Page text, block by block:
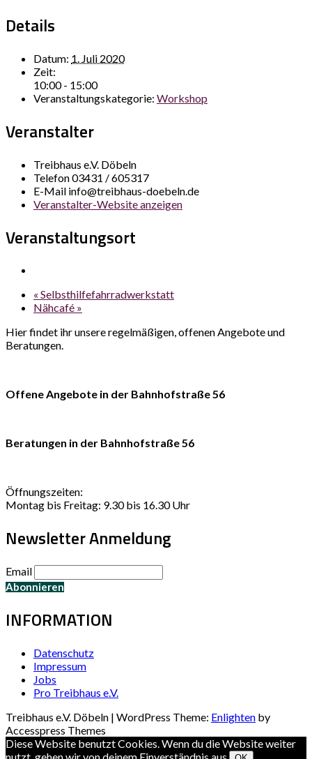
Details
Datum: 1. Juli 2020
Zeit:
10:00 - 15:00
Veranstaltungskategorie: Workshop
Veranstalter
Treibhaus e.V. Döbeln
Telefon03431 / 605317
E-Mail info@treibhaus-doebeln.de
Veranstalter-Website anzeigen
Veranstaltungsort
« Selbsthilfefahrradwerkstatt
Nähcafé »
Hier findet ihr unsere regelmäßigen, offenen Angebote und
Beratungen.
Offene Angebote in der Bahnhofstraße 56
Beratungen in der Bahnhofstraße 56
Öffnungszeiten:
Montag bis Freitag: 9.30 bis 16.30 Uhr
Newsletter Anmeldung
Email
INFORMATION
Datenschutz
Impressum
Jobs
Pro Treibhaus e.V.
Treibhaus e.V. Döbeln | WordPress Theme: Enlighten by
Accesspress Themes
Diese Website benutzt Cookies. Wenn du die Website weiter